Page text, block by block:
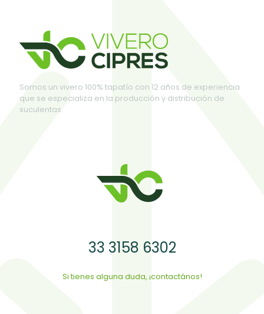
Somos un vivero 100% tapatío con 12 años de experiencia
que se especializa en la producción y distribución de
suculentas.
33 3158 6302
Si tienes alguna duda, ¡contactános!